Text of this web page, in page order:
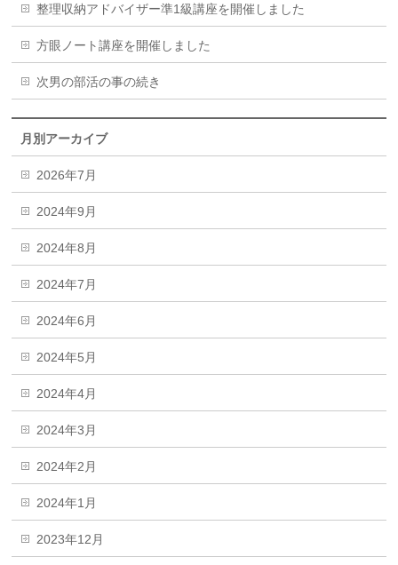
整理収納アドバイザー準1級講座を開催しました
方眼ノート講座を開催しました
次男の部活の事の続き
月別アーカイブ
2026年7月
2024年9月
2024年8月
2024年7月
2024年6月
2024年5月
2024年4月
2024年3月
2024年2月
2024年1月
2023年12月